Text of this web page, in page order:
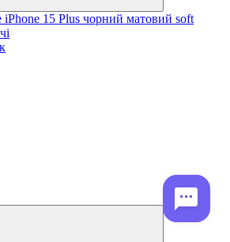
iPhone 15 Plus чорний матовий soft